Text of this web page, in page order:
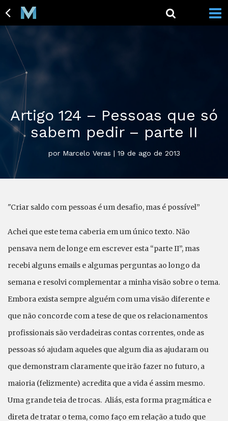
Artigo 124 – Pessoas que só
sabem pedir – parte II
por Marcelo Veras | 19 de ago de 2013
"Criar saldo com pessoas é um desafio, mas é possível”
Achei que este tema caberia em um único texto. Não
pensava nem de longe em escrever esta “parte II”, mas
recebi alguns emails e algumas perguntas ao longo da
semana e resolvi complementar a minha visão sobre o tema.
Embora exista sempre alguém com uma visão diferente e
que não concorde com a tese de que os relacionamentos
profissionais são verdadeiras contas correntes, onde as
pessoas só ajudam aqueles que algum dia as ajudaram ou
que demonstram claramente que irão fazer no futuro, a
maioria (felizmente) acredita que a vida é assim mesmo.
Uma grande teia de trocas. Aliás, esta forma pragmática e
direta de tratar o tema, como faço em relação a tudo que